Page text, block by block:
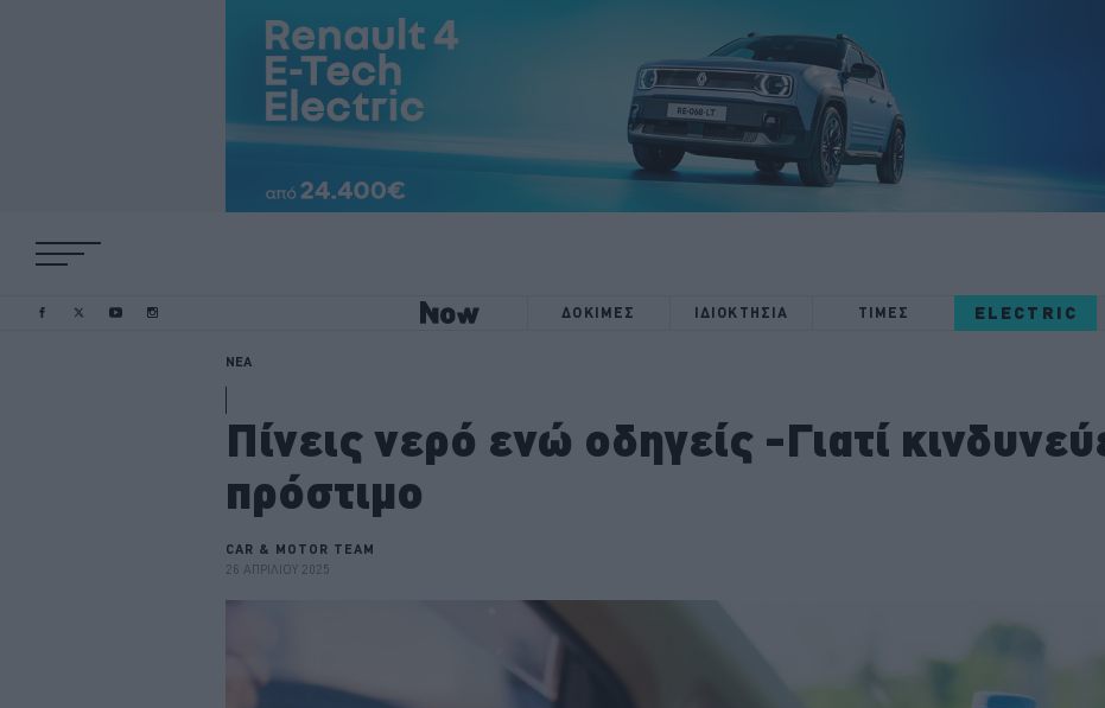
ΔΟΚΙΜΕΣ ΙΔΙΟΚΤΗΣΙΑ ΤΙΜΕΣ ELECTRIC
ΝΕΑ
Πίνεις νερό ενώ οδηγείς -Γιατί
πρόστιμο
CAR & MOTOR TEAM
26 ΑΠΡΙΛΙΟΥ 2025